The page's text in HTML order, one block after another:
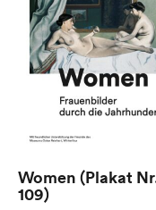
Women (Plakat Nr.
109)